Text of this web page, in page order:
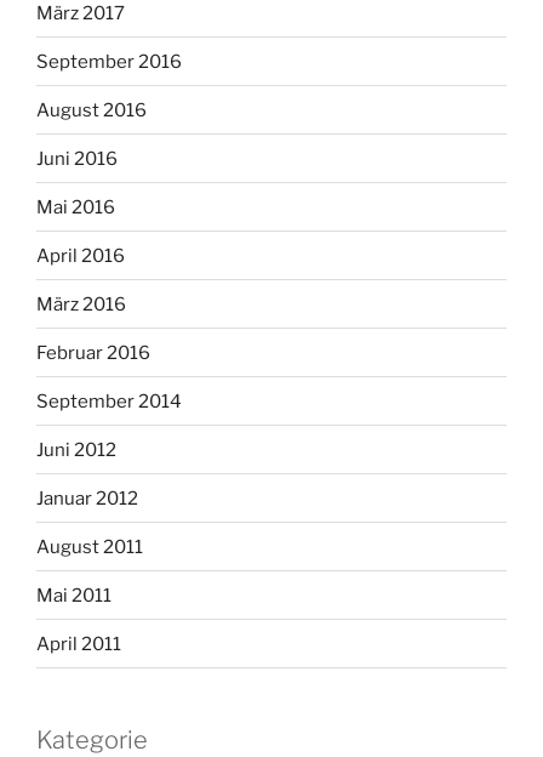
März 2017
September 2016
August 2016
Juni 2016
Mai 2016
April 2016
März 2016
Februar 2016
September 2014
Juni 2012
Januar 2012
August 2011
Mai 2011
April 2011
Kategorie